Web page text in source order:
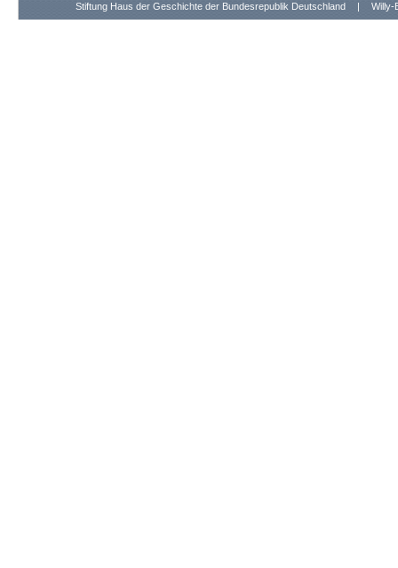
Stiftung Haus der Geschichte der Bundesrepublik Deutschland | Willy-